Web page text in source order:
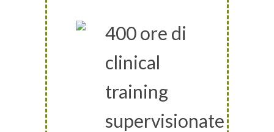
400 ore di
clinical
training
supervisionate